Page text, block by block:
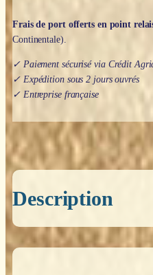
Frais de port offerts en point
Continentale).
✓ Paiement sécurisé via Crédit
✓ Expédition sous 2 jours ouvrés
✓ Entreprise française
Description